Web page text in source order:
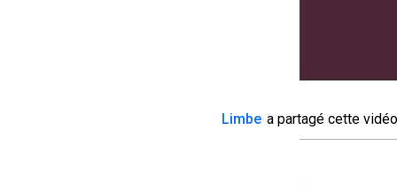
Limbe a partagé cette